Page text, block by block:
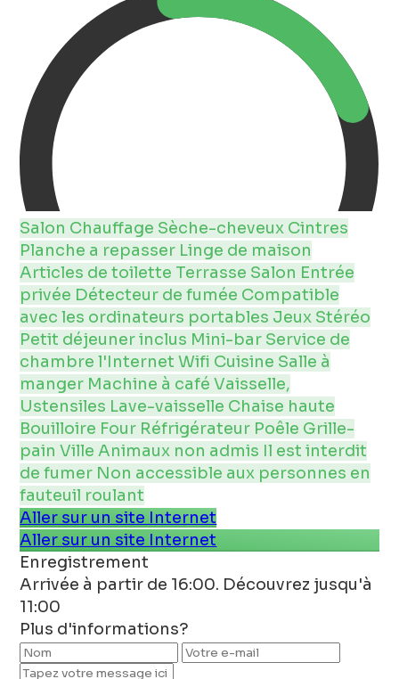
Salon Chauffage Sèche-cheveux Cintres
Planche a repasser Linge de maison
Articles de toilette Terrasse Salon Entrée
privée Détecteur de fumée Compatible
avec les ordinateurs portables Jeux Stéréo
Petit déjeuner inclus Mini-bar Service de
chambrel'InternetWifi Cuisine Salle à
manger Machine à caféVaisselle,
Ustensiles Lave-vaisselle Chaise haute
Bouilloire Four Réfrigérateur Poêle Grille-
painVilleAnimaux non admis Il est interdit
de fumer Non accessible aux personnes en
fauteuil roulant
Aller sur un site Internet
Aller sur un site Internet
Enregistrement
Arrivée à partir de 16:00. Découvrez jusqu'à
11:00
Plus d'informations?